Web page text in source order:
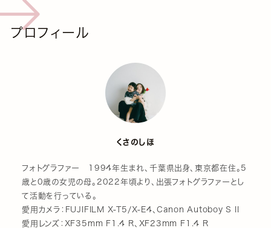
プロフィール
くさのしほ
フォトグラファー 1994年生まれ、千葉県出身、東京都在住。5
歳と0歳の女児の母。2022年頃より、出張フォトグラファーとし
て活動を行っている。
愛用カメラ：FUJIFILM X-T5/X-E4、Canon Autoboy S II
愛用レンズ：XF35mm F1.4 R、XF23mm F1.4 R